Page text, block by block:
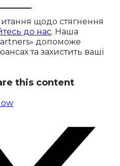
щодо стягнення
до нас. Наша
допоможе
та захистить ваші
this content